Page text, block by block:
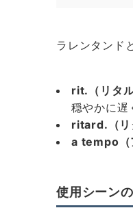
ラレンタンド
rit.（リタル
穏やかに遅
ritard.（リ
a tempo（
使用シーン